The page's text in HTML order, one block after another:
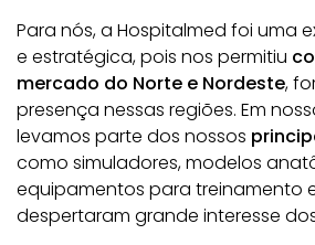
Para nós, a Hospitalmed foi uma
e estratégica, pois nos permitiu
mercado do Norte e Nordeste,
presença nessas regiões. Em
levamos parte dos nossos
como simuladores, modelos
equipamentos para treinamento
despertaram grande interesse